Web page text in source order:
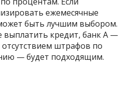
ежемесячные
быть лучшим выбором.
выплатить кредит, банк А —
штрафов по
— будет подходящим.